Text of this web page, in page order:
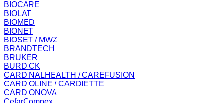
BIOCARE
BIOLAT
BIOMED
BIONET
BIOSET / MWZ
BRANDTECH
BRUKER
BURDICK
CARDINALHEALTH / CAREFUSION
CARDIOLINE / CARDIETTE
CARDIONOVA
CefarCompex